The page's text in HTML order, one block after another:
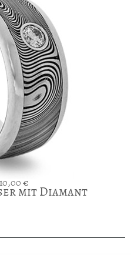
€
mit Diamant